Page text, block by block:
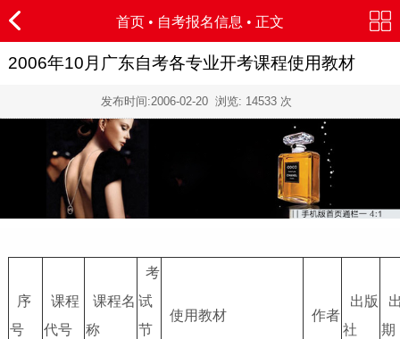
首页 • 自考报名信息 • 正文
2006年10月广东自考各专业开考课程使用教材
发布时间:2006-02-20 浏览: 14533 次
序
号
课程
代号
课程名
称
考
试
节
使用教材 作者
出版
社
期